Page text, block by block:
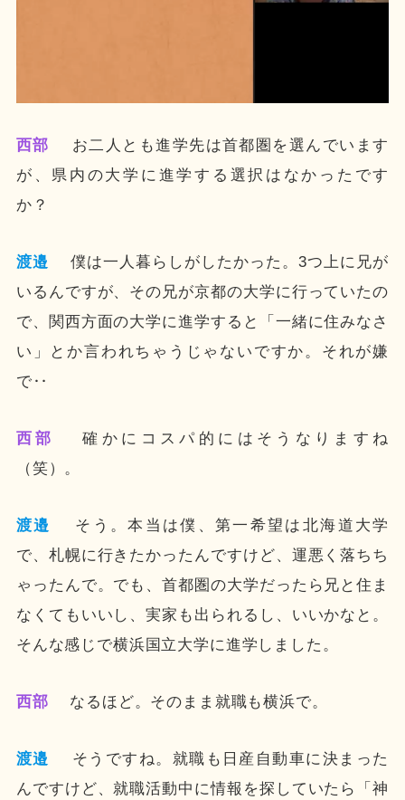
西部 お二人とも進学先は首都圏を選んでいます
が、県内の大学に進学する選択はなかったです
か？
渡邉
僕は一人暮らしがしたかった。3つ上に兄が
いるんですが、その兄が京都の大学に行っていたの
で、関西方面の大学に進学すると「一緒に住みなさ
い」とか言われちゃうじゃないですか。それが嫌
で‥
西部
確かにコスパ的にはそうなりますね
（笑）。
渡邉
そう。本当は僕、第一希望は北海道大学
で、札幌に行きたかったんですけど、運悪く落ちち
ゃったんで。でも、首都圏の大学だったら兄と住ま
なくてもいいし、実家も出られるし、いいかなと。
そんな感じで横浜国立大学に進学しました。
西部 なるほど。そのまま就職も横浜で。
渡邉
そうですね。就職も日産自動車に決まった
んですけど、就職活動中に情報を探していたら「神